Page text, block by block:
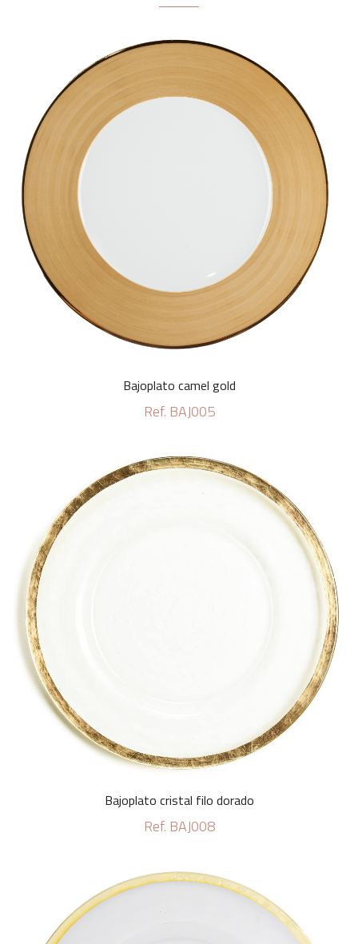
Bajoplato camel gold
Ref. BAJ005
Bajoplato cristal filo dorado
Ref. BAJ008